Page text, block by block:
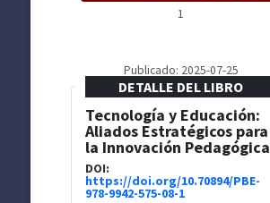
1
Publicado: 2025-07-25
DETALLE DEL LIBRO
Tecnología y Educación:
Aliados Estratégicos para
la Innovación Pedagógica
DOI:
https://doi.org/10.70894/PBE-
978-9942-575-08-1